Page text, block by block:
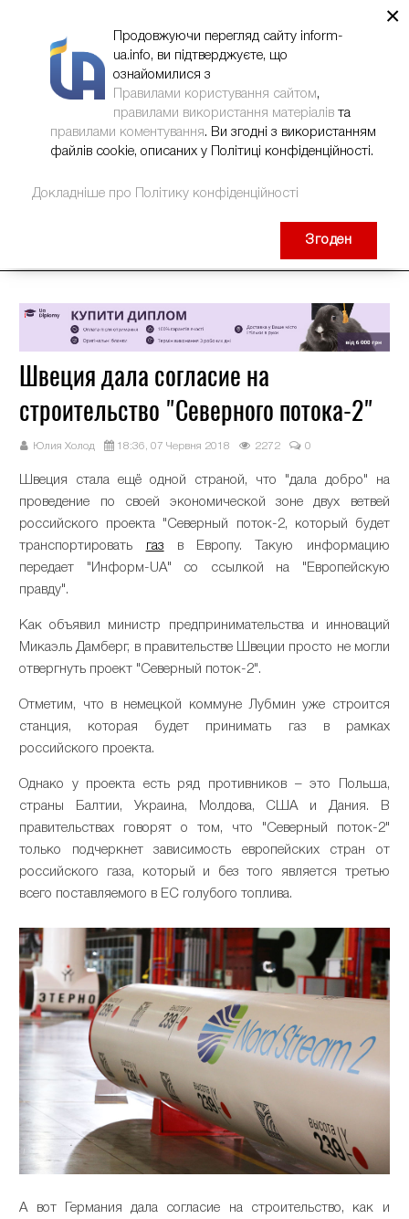
Швеция дала согласие на
строительство "Северного потока-2"
Юлия Холод 18:36, 07 Червня 2018 2272 0
Швеция стала ещё одной страной, что "дала добро" на
проведение по своей экономической зоне двух ветвей
российского проекта "Северный поток-2, который будет
транспортировать
газ в Европу. Такую информацию
передает "Информ-UA" со ссылкой на "Европейскую
правду".
Как объявил министр предпринимательства и инноваций
Микаэль Дамберг, в правительстве Швеции просто не могли
отвергнуть проект "Северный поток-2".
Отметим, что в немецкой коммуне Лубмин уже строится
станция, которая будет принимать газ в рамках
российского проекта.
Однако у проекта есть ряд противников – это Польша,
страны Балтии, Украина, Молдова, США и Дания. В
правительствах говорят о том, что "Северный поток-2"
только подчеркнет зависимость европейских стран от
российского газа, который и без того является третью
всего поставляемого в ЕС голубого топлива.
А вот Германия дала согласие на строительство, как и
×
Продовжуючи перегляд сайту inform-
ua.info, ви підтверджуєте, що
ознайомилися з
Правилами користування сайтом,
правилами використання матеріалів та
правилами коментування. Ви згодні з використанням
файлів cookie, описаних у Політиці конфіденційності.
Докладніше про Політику конфіденційності
Згоден